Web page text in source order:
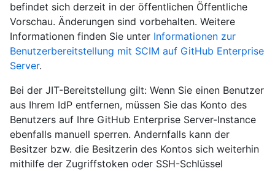
befindet sich derzeit in der öffentlichen Öffentliche
Vorschau. Änderungen sind vorbehalten. Weitere
Informationen finden Sie unter Informationen zur
Benutzerbereitstellung mit SCIM auf GitHub Enterprise
Server.
Bei der JIT-Bereitstellung gilt: Wenn Sie einen Benutzer
aus Ihrem IdP entfernen, müssen Sie das Konto des
Benutzers auf Ihre GitHub Enterprise Server-Instance
ebenfalls manuell sperren. Andernfalls kann der
Besitzer bzw. die Besitzerin des Kontos sich weiterhin
mithilfe der Zugriffstoken oder SSH-Schlüssel